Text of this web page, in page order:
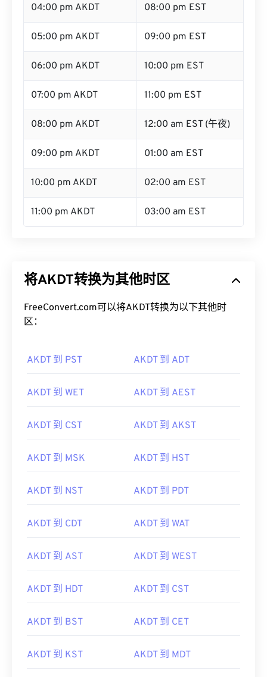
04:00 pm AKDT 08:00 pm EST
05:00 pm AKDT 09:00 pm EST
06:00 pm AKDT 10:00 pm EST
07:00 pm AKDT 11:00 pm EST
08:00 pm AKDT 12:00 am EST (午夜)
09:00 pm AKDT 01:00 am EST
10:00 pm AKDT 02:00 am EST
11:00 pm AKDT 03:00 am EST
将AKDT转换为其他时区
FreeConvert.com可以将AKDT转换为以下其他时
区：
AKDT 到 PST AKDT 到 ADT
AKDT 到 WET AKDT 到 AEST
AKDT 到 CST AKDT 到 AKST
AKDT 到 MSK AKDT 到 HST
AKDT 到 NST AKDT 到 PDT
AKDT 到 CDT AKDT 到 WAT
AKDT 到 AST AKDT 到 WEST
AKDT 到 HDT AKDT 到 CST
AKDT 到 BST AKDT 到 CET
AKDT 到 KST AKDT 到 MDT